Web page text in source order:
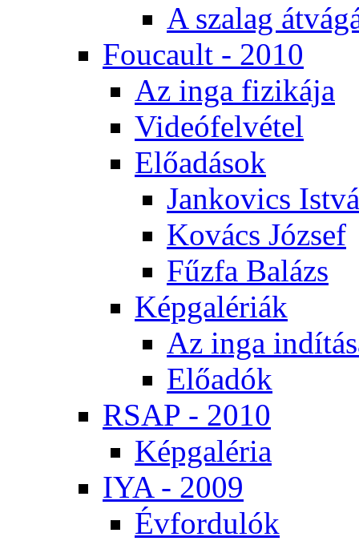
A sza­lag
Fo­u­ca­ult - 2010
Az in­ga fi­zi­ká­ja
Vi­de­ó­fel­vé­tel
Elő­adá­sok
Jan­ko­vics
Ko­vács Jó­zsef
Fűz­fa Ba­lázs
Kép­ga­lé­ri­ák
Az in­ga
Elő­adók
RSAP - 2010
Kép­ga­lé­ria
IYA - 2009
Év­for­du­lók